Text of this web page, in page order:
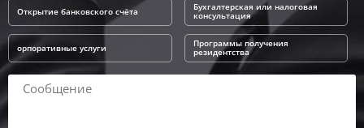
Открытие банковского счёта Бухгалтерская или налоговая
консультация
орпоративные услуги Программы получения
резидентства